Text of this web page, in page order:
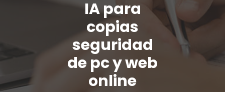
IA para
copias
seguridad
de pc y web
online